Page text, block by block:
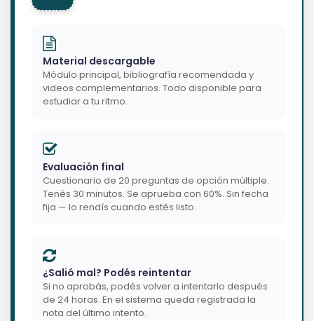
Material descargable
Módulo principal, bibliografía recomendada y
videos complementarios. Todo disponible para
estudiar a tu ritmo.
Evaluación final
Cuestionario de 20 preguntas de opción múltiple.
Tenés 30 minutos. Se aprueba con 60%. Sin fecha
fija — lo rendís cuando estés listo.
¿Salió mal? Podés reintentar
Si no aprobás, podés volver a intentarlo después
de 24 horas. En el sistema queda registrada la
nota del último intento.